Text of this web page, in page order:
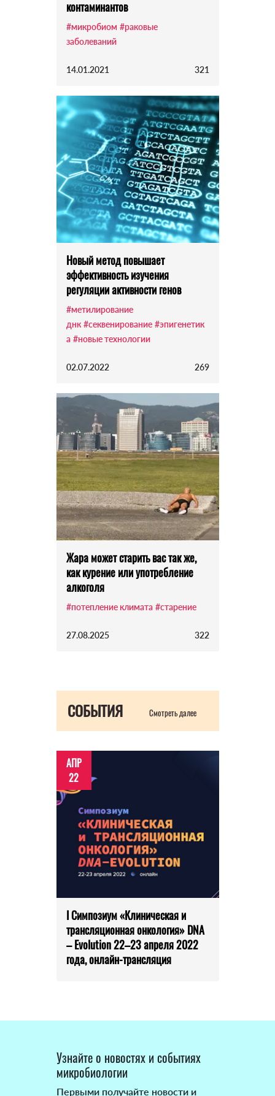
контаминантов
#микробиом #раковые
заболеваний
14.01.2021 321
Новый метод повышает
эффективность изучения
регуляции активности генов
#метилирование
днк #секвенирование #эпигенетик
а #новые технологии
02.07.2022 269
Жара может старить вас так же,
как курение или употребление
алкоголя
#потепление климата #старение
27.08.2025 322
СОБЫТИЯ Смотреть далее
АПР
22
I Симпозиум «Клиническая и
трансляционная онкология» DNA
– Evolution 22–23 апреля 2022
года, онлайн-трансляция
Узнайте о новостях и событиях
микробиологии
Первыми получайте новости и